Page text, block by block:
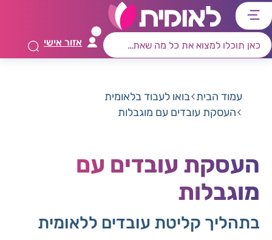
דלג
לתפריט
ראשי
דלג
לרכיב
חיפוש
דלג
לתוכן
מרכזי
דלג
לאזור
קישורים
אזור אישי
עמוד הבית בואו לעבוד בלאומית
העסקת עובדים עם מוגבלות
העסקת עובדים עם
מוגבלות
בתהליך קליטת עובדים ללאומית